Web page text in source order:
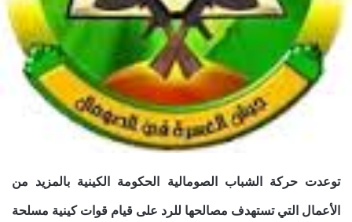
توعدت حركة الشباب الصومالية الحكومة الكينية بالمزيد من
الأعمال التي تستهدف مصالحها للرد على قيام قوات كينية مسلحة